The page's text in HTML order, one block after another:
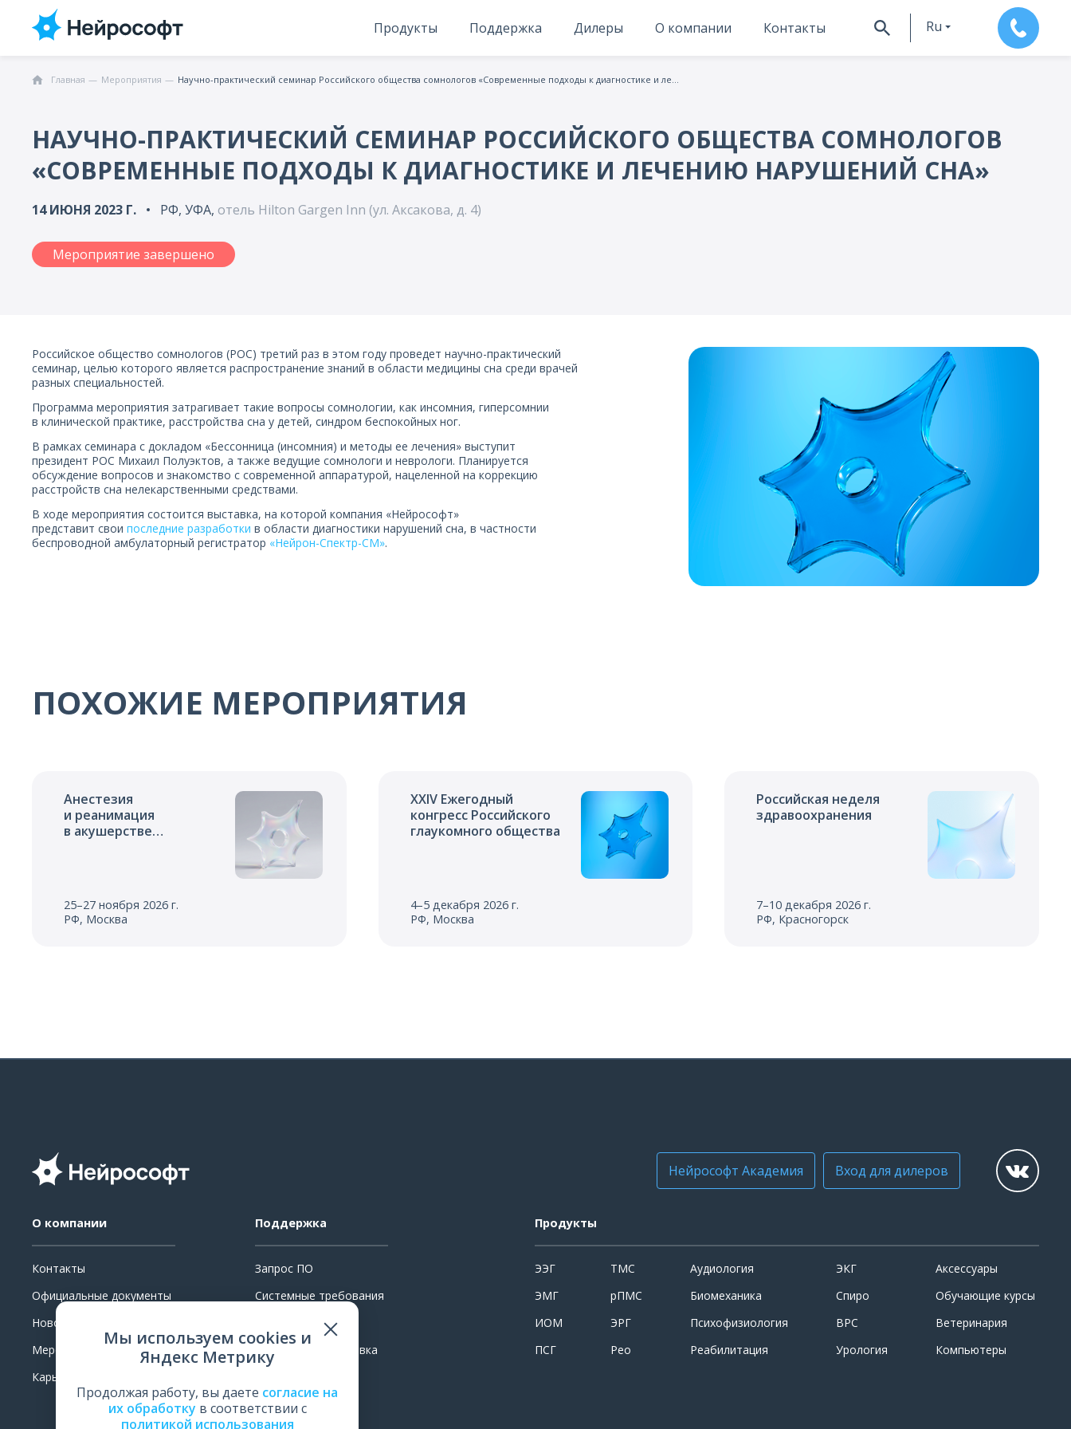
Продукты Поддержка Дилеры О компании Контакты Ru
Главная Мероприятия Научно-практический семинар Российского общества сомнологов «Современные подходы к диагностике и лечению нарушений сна»
НАУЧНО-ПРАКТИЧЕСКИЙ СЕМИНАР РОССИЙСКОГО ОБЩЕСТВА СОМНОЛОГОВ
«СОВРЕМЕННЫЕ ПОДХОДЫ К ДИАГНОСТИКЕ И ЛЕЧЕНИЮ НАРУШЕНИЙ СНА»
14 ИЮНЯ 2023 Г. РФ, УФА, отель Hilton Gargen Inn (ул. Аксакова, д. 4)
Мероприятие завершено
Российское общество сомнологов (РОС) третий раз в этом году проведет научно-практический
семинар, целью которого является распространение знаний в области медицины сна среди врачей
разных специальностей.
Программа мероприятия затрагивает такие вопросы сомнологии, как инсомния, гиперсомнии
в клинической практике, расстройства сна у детей, синдром беспокойных ног.
В рамках семинара с докладом «Бессонница (инсомния) и методы ее лечения» выступит
президент РОС Михаил Полуэктов, а также ведущие сомнологи и неврологи. Планируется
обсуждение вопросов и знакомство с современной аппаратурой, нацеленной на коррекцию
расстройств сна нелекарственными средствами.
В ходе мероприятия состоится выставка, на которой компания «Нейрософт»
представит свои последние разработки в области диагностики нарушений сна, в частности
беспроводной амбулаторный регистратор «Нейрон-Спектр-СМ».
ПОХОЖИЕ МЕРОПРИЯТИЯ
Анестезия
и реанимация
в акушерстве
25–27 ноября 2026 г.
РФ, Москва
XXIV Ежегодный
конгресс Российского
глаукомного общества
4–5 декабря 2026 г.
РФ, Москва
Российская неделя
здравоохранения
7–10 декабря 2026 г.
РФ, Красногорск
Нейрософт Академия Вход для дилеров
О компании
Контакты
Официальные документы
Новости
Мероприятия
Карьера
Поддержка
Запрос ПО
Системные требования
Поверка и калибровка
Оценить работу
Продукты
ЭЭГ
ЭМГ
ИОМ
ПСГ
ТМС
рПМС
ЭРГ
Рео
Аудиология
Биомеханика
Психофизиология
Реабилитация
ЭКГ
Спиро
ВРС
Урология
Аксессуары
Обучающие курсы
Ветеринария
Компьютеры
Мы используем cookies и
Яндекс Метрику
Продолжая работу, вы даете согласие на
их обработку в соответствии с
политикой использования